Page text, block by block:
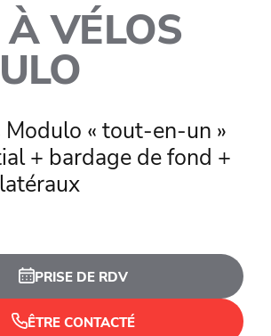
VÉLOS
« tout-en-un »
+ bardage de fond +
PRISE DE RDV
ÊTRE CONTACTÉ